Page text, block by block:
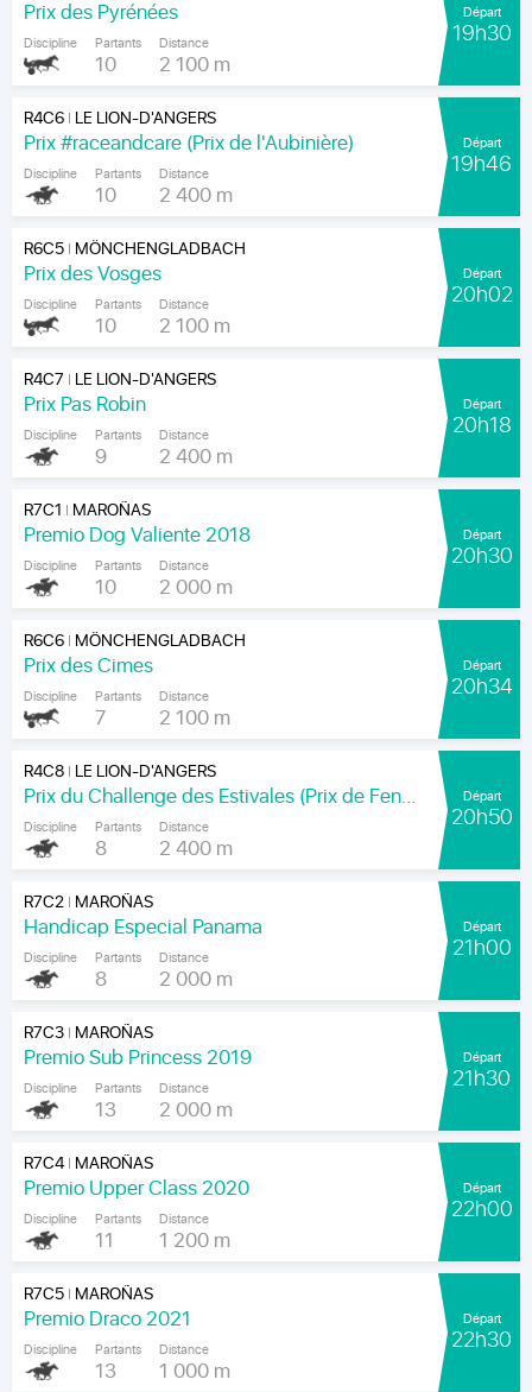
Prix des Pyrénées
Discipline Partants
10
Distance
2 100 m
Départ
19h30
R4C6| LE LION-D'ANGERS
Prix #raceandcare (Prix de l'Aubinière)
Discipline Partants
10
Distance
2 400 m
Départ
19h46
R6C5| MÖNCHENGLADBACH
Prix des Vosges
Discipline Partants
10
Distance
2 100 m
Départ
20h02
R4C7 | LE LION-D'ANGERS
Prix Pas Robin
Discipline Partants
9
Distance
2 400 m
Départ
20h18
R7C1 | MAROÑAS
Premio Dog Valiente 2018
Discipline Partants
10
Distance
2 000 m
Départ
20h30
R6C6| MÖNCHENGLADBACH
Prix des Cimes
Discipline Partants
7
Distance
2 100 m
Départ
20h34
R4C8| LE LION-D'ANGERS
Prix du Challenge des Estivales (Prix de Feneu)
Discipline Partants
8
Distance
2 400 m
Départ
20h50
R7C2| MAROÑAS
Handicap Especial Panama
Discipline Partants
8
Distance
2 000 m
Départ
21h00
R7C3| MAROÑAS
Premio Sub Princess 2019
Discipline Partants
13
Distance
2 000 m
Départ
21h30
R7C4| MAROÑAS
Premio Upper Class 2020
Discipline Partants
11
Distance
1 200 m
Départ
22h00
R7C5| MAROÑAS
Premio Draco 2021
Discipline Partants
13
Distance
1 000 m
Départ
22h30